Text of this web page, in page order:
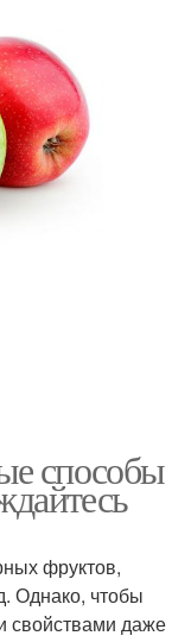
способы
фруктов,
Однако, чтобы
свойствами даже